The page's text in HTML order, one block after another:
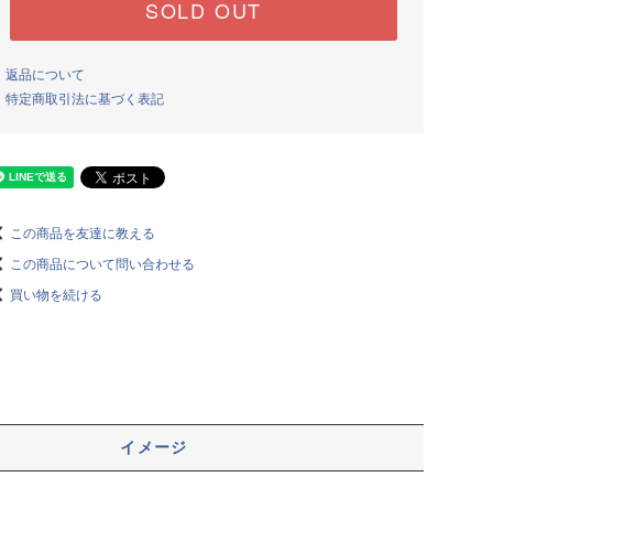
SOLD OUT
返品について
特定商取引法に基づく表記
この商品を友達に教える
この商品について問い合わせる
買い物を続ける
イメージ